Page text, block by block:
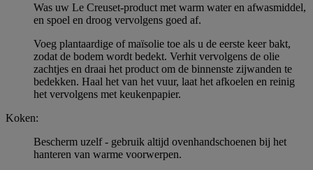
Was uw Le Creuset-product met warm water en afwasmiddel,
en spoel en droog vervolgens goed af.
Voeg plantaardige of maïsolie toe als u de eerste keer bakt,
zodat de bodem wordt bedekt. Verhit vervolgens de olie
zachtjes en draai het product om de binnenste zijwanden te
bedekken. Haal het van het vuur, laat het afkoelen en reinig
het vervolgens met keukenpapier.
Koken:
Bescherm uzelf - gebruik altijd ovenhandschoenen bij het
hanteren van warme voorwerpen.